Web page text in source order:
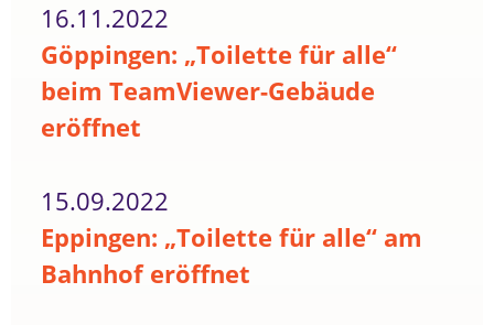
16.11.2022
Göppingen: „Toilette für alle“
beim TeamViewer-Gebäude
eröffnet
15.09.2022
Eppingen: „Toilette für alle“ am
Bahnhof eröffnet